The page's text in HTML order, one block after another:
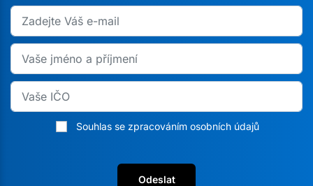
Souhlas se zpracováním osobních údajů
Odeslat